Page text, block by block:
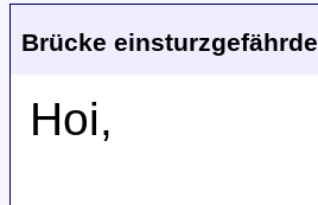
Brücke
Hoi,